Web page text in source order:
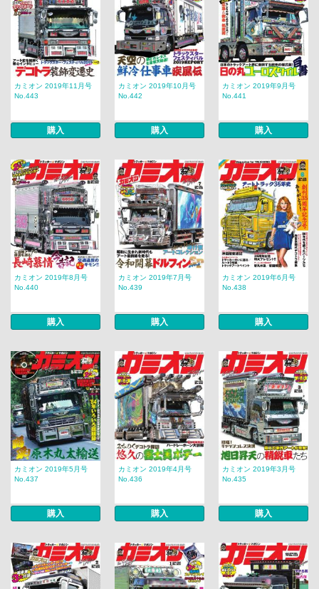
カミオン 2019年11月号
No.443
購入
カミオン 2019年10月号
No.442
購入
カミオン 2019年9月号
No.441
購入
カミオン 2019年8月号
No.440
購入
カミオン 2019年7月号
No.439
購入
カミオン 2019年6月号
No.438
購入
カミオン 2019年5月号
No.437
購入
カミオン 2019年4月号
No.436
購入
カミオン 2019年3月号
No.435
購入